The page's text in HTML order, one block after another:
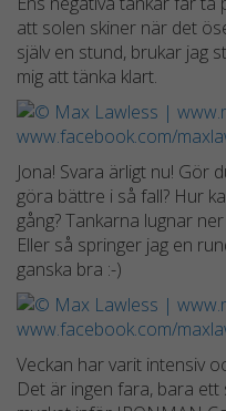
att solen skiner när det
själv en stund, brukar jag
mig att tänka klart.
Jona! Svara ärligt nu! Gör
göra bättre i så fall? Hur
gång? Tankarna lugnar
Eller så springer jag en
ganska bra :-)
Veckan har varit intensiv
Det är ingen fara, bara